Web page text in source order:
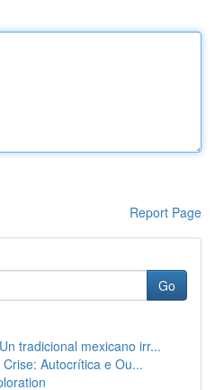
Report Page
Go
tradicional mexicano irr...
Autocrítica e Ou...